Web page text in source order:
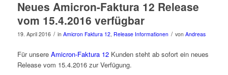
Neues Amicron-Faktura 12 Release
vom 15.4.2016 verfügbar
19. April 2016 / in Amicron Faktura 12, Release Informationen / von Andreas
Für unsere Amicron-Faktura 12Kunden steht ab sofort ein neues
Release vom 15.4.2016 zur Verfügung.